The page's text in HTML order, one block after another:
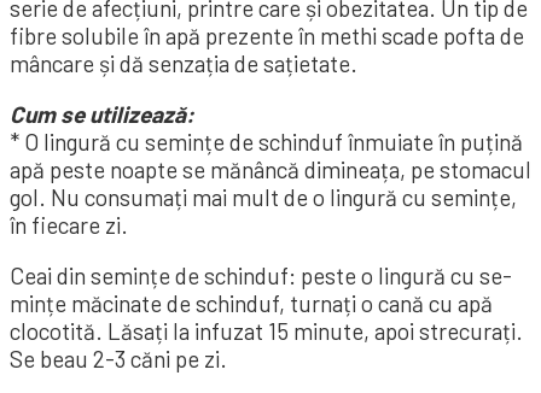
serie de afecțiuni, prin­­tre care și obe­zi­tatea. Un tip de
fibre solubile în apă pre­zente în methi scade pofta de
mâncare și dă senzația de sațietate.
Cum se utilizează:
* O lingură cu semințe de schin­duf înmuiate în puțină
apă peste noap­te se mănâncă dimineața, pe sto­macul
gol. Nu consumați mai mult de o lingură cu semințe,
în fiecare zi.
Ceai din semințe de schinduf: peste o lingură cu se­
mințe măcinate de schinduf, turnați o cană cu apă
clocotită. Lăsați la infuzat 15 minute, apoi stre­cu­rați.
Se beau 2-3 căni pe zi.